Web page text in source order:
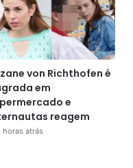
von Richthofen é
em
e
reagem
horas atrás